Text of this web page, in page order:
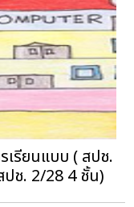
เรียนแบบ ( สปช.
ช. 2/28 4 ชั้น)